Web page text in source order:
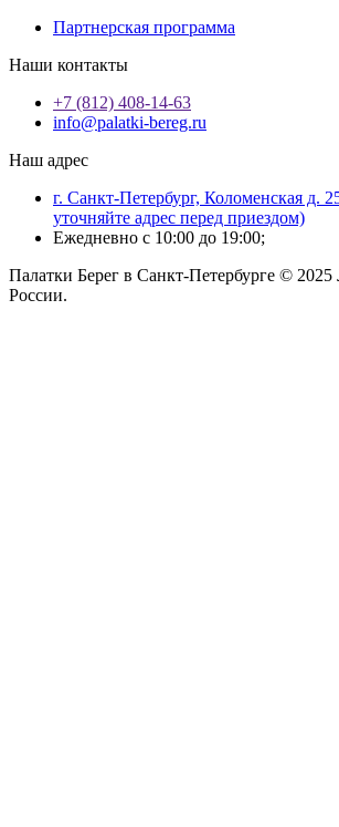
Партнерская программа
Наши контакты
+7 (812) 408-14-63
info@palatki-bereg.ru
Наш адрес
г. Санкт-Петербург, Коломенская д.
уточняйте адрес перед приездом)
Ежедневно с 10:00 до 19:00;
Палатки Берег в Санкт-Петербурге ©
России.